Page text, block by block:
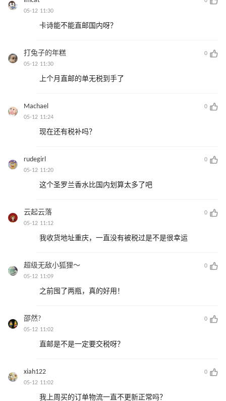
05-12 11:30
卡诗能不能直邮国内呀？
打兔子的年糕
0
05-12 11:30
上个月直邮的单无税到手了
Machael
0
05-12 11:24
现在还有税补吗？
rudegirl
0
05-12 11:20
这个圣罗兰香水比国内划算太多了吧
云起云落
0
05-12 11:12
我收货地址重庆，一直没有被税过是不是很幸运
超级无敌小狐狸～
0
05-12 11:09
之前囤了两瓶，真的好用！
邵然?
0
05-12 11:02
直邮是不是一定要交税呀？
xiah122
0
05-12 11:02
我上周买的订单物流一直不更新正常吗？